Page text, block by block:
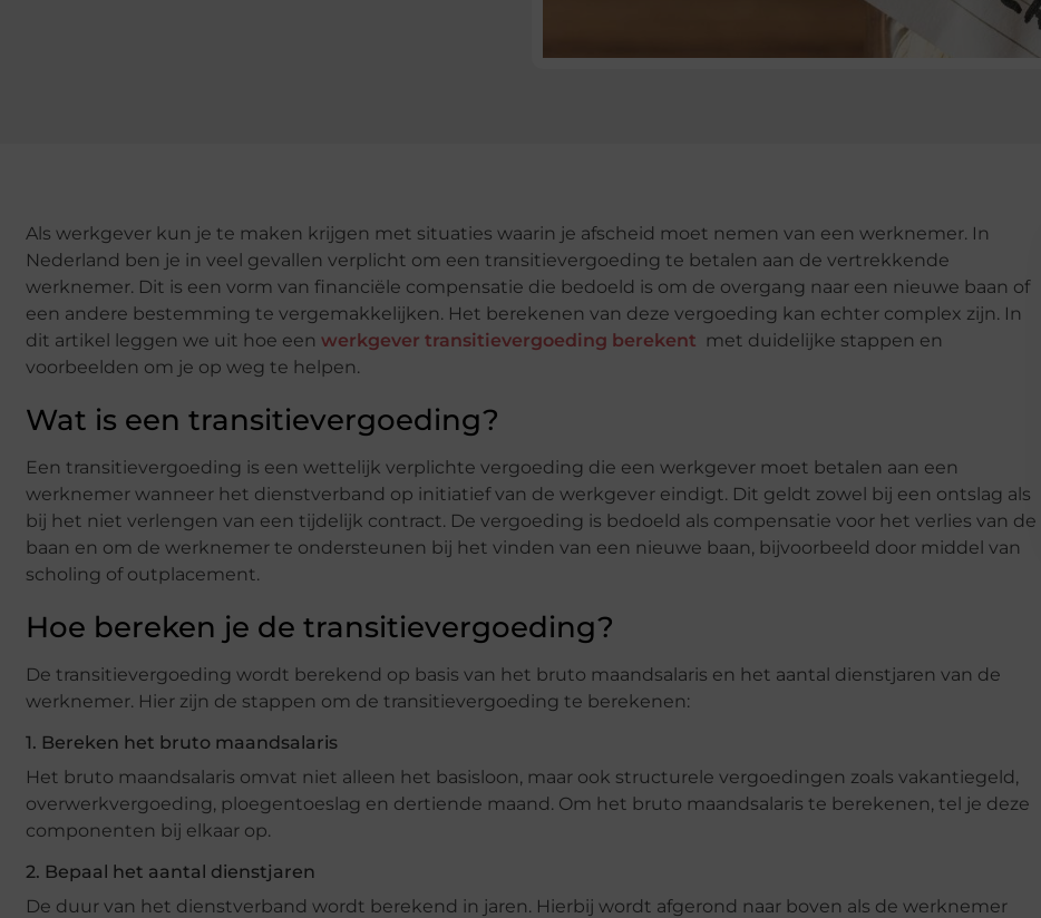
Als werkgever kun je te maken krijgen met situaties waarin je afscheid moet nemen van een werknemer. In
Nederland ben je in veel gevallen verplicht om een transitievergoeding te betalen aan de vertrekkende
werknemer. Dit is een vorm van financiële compensatie die bedoeld is om de overgang naar een nieuwe baan of
een andere bestemming te vergemakkelijken. Het berekenen van deze vergoeding kan echter complex zijn. In
dit artikel leggen we uit hoe een werkgever transitievergoeding berekent met duidelijke stappen en
voorbeelden om je op weg te helpen.
Wat is een transitievergoeding?
Een transitievergoeding is een wettelijk verplichte vergoeding die een werkgever moet betalen aan een
werknemer wanneer het dienstverband op initiatief van de werkgever eindigt. Dit geldt zowel bij een ontslag als
bij het niet verlengen van een tijdelijk contract. De vergoeding is bedoeld als compensatie voor het verlies van de
baan en om de werknemer te ondersteunen bij het vinden van een nieuwe baan, bijvoorbeeld door middel van
scholing of outplacement.
Hoe bereken je de transitievergoeding?
De transitievergoeding wordt berekend op basis van het bruto maandsalaris en het aantal dienstjaren van de
werknemer. Hier zijn de stappen om de transitievergoeding te berekenen:
1. Bereken het bruto maandsalaris
Het bruto maandsalaris omvat niet alleen het basisloon, maar ook structurele vergoedingen zoals vakantiegeld,
overwerkvergoeding, ploegentoeslag en dertiende maand. Om het bruto maandsalaris te berekenen, tel je deze
componenten bij elkaar op.
2. Bepaal het aantal dienstjaren
De duur van het dienstverband wordt berekend in jaren. Hierbij wordt afgerond naar boven als de werknemer